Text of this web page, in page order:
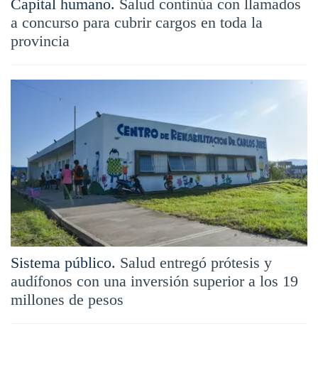
Capital humano. Salud continúa con llamados
a concurso para cubrir cargos en toda la
provincia
Sistema público. Salud entregó prótesis y
audífonos con una inversión superior a los 19
millones de pesos